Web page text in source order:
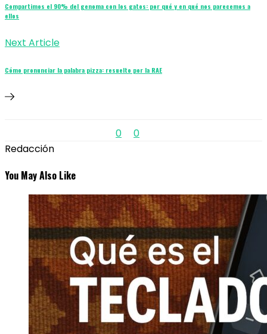
Compartimos el 90% del genoma con los gatos: por qué y en qué nos parecemos a
ellos
Next Article
Cómo pronunciar la palabra pizza: resuelto por la RAE
0
0
Redacción
You May Also Like